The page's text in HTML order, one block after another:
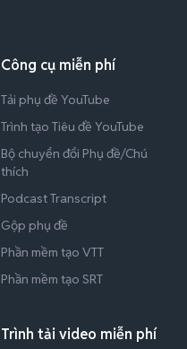
Công cụ miễn phí
Tải phụ đề YouTube
Trình tạo Tiêu đề YouTube
Bộ chuyển đổi Phụ đề/Chú
thích
Podcast Transcript
Gộp phụ đề
Phần mềm tạo VTT
Phần mềm tạo SRT
Trình tải video miễn phí